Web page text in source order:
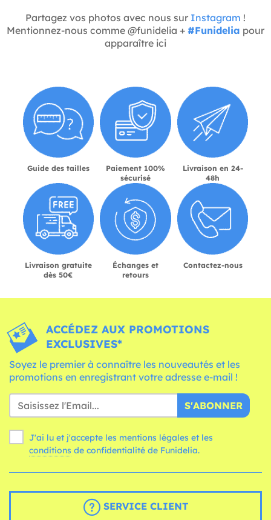
Partagez vos photos avec nous sur Instagram !
Mentionnez-nous comme @funidelia + #Funidelia pour
apparaître ici
Guide des tailles
Paiement 100%
sécurisé
Livraison en 24-
48h
Livraison gratuite
dès 50€
Échanges et
retours
Contactez-nous
ACCÉDEZ AUX PROMOTIONS
EXCLUSIVES*
Soyez le premier à connaître les nouveautés et les
promotions en enregistrant votre adresse e-mail !
S'ABONNER
J'ai lu et j'accepte les mentions légales et les
conditions de confidentialité de Funidelia.
SERVICE CLIENT